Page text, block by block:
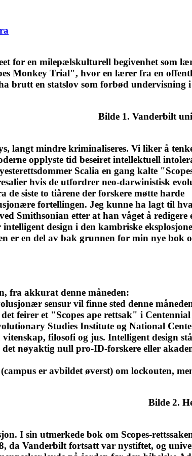
for en milepælskulturell begivenhet som
Monkey Trial", hvor en lærer fra en
brutt en statslov som forbød undervisning i
Bilde 1. Vanderbilt
langt mindre kriminaliseres. Vi liker å
opplyste tid beseiret intellektuell
Scalia en gang kalte
hvis de utfordrer neo-darwinistisk
siste to tiårene der forskere møtte harde
fortellingen. Jeg kunne ha lagt til
Smithsonian etter at han våget å
design i den kambriske
er en del av bak grunnen for min nye bok
fra akkurat denne måneden:
sensur vil finne sted denne
feirer et "Scopes ape rettsak" i
Studies Institute og National
filosofi og jus. Intelligent design
nøyaktig null pro-ID-forskere eller
er avbildet øverst) om lockouten,
Bilde 2.
I sin utmerkede bok om Scopes-
Vanderbilt fortsatt var nystiftet, og